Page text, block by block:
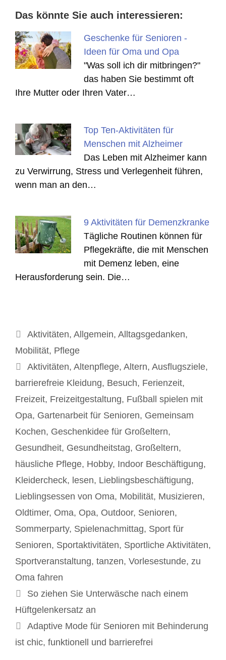
Das könnte Sie auch interessieren:
Geschenke für Senioren -
Ideen für Oma und Opa
"Was soll ich dir mitbringen?"
das haben Sie bestimmt oft
Ihre Mutter oder Ihren Vater…
Top Ten-Aktivitäten für
Menschen mit Alzheimer
Das Leben mit Alzheimer kann
zu Verwirrung, Stress und Verlegenheit führen,
wenn man an den…
9 Aktivitäten für Demenzkranke
Tägliche Routinen können für
Pflegekräfte, die mit Menschen
mit Demenz leben, eine
Herausforderung sein. Die…
Kategorien
Aktivitäten, Allgemein, Alltagsgedanken,
Mobilität, Pflege
Schlagwörter
Aktivitäten, Altenpflege, Altern, Ausflugsziele,
barrierefreie Kleidung, Besuch, Ferienzeit,
Freizeit, Freizeitgestaltung, Fußball spielen mit
Opa, Gartenarbeit für Senioren, Gemeinsam
Kochen, Geschenkidee für Großeltern,
Gesundheit, Gesundheitstag, Großeltern,
häusliche Pflege, Hobby, Indoor Beschäftigung,
Kleidercheck, lesen, Lieblingsbeschäftigung,
Lieblingsessen von Oma, Mobilität, Musizieren,
Oldtimer, Oma, Opa, Outdoor, Senioren,
Sommerparty, Spielenachmittag, Sport für
Senioren, Sportaktivitäten, Sportliche Aktivitäten,
Sportveranstaltung, tanzen, Vorlesestunde, zu
Oma fahren
Beitrags-
Navigation
So ziehen Sie Unterwäsche nach einem
Hüftgelenkersatz an
Adaptive Mode für Senioren mit Behinderung
ist chic, funktionell und barrierefrei